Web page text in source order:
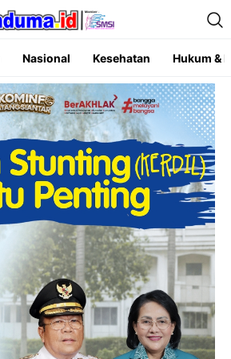
Nasional Kesehatan Hukum &